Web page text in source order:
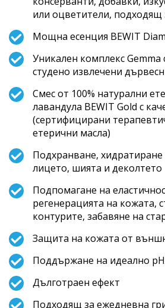
или оцветители, подходящ
Мощна есенция BEWIT
Уникален комплекс Gemma
студено извлечени
Смес от 100% натурални
лавандула BEWIT Gold с
(сертифицирани
етерични масла)
Подхранване,
лицето, шията и деколтето
Подпомагане на
регенерацията на кожата,
контурите, забавяне на
Защита на кожата от
Поддържане на идеално
Дълготраен ефект
Подходящ за ежедневна